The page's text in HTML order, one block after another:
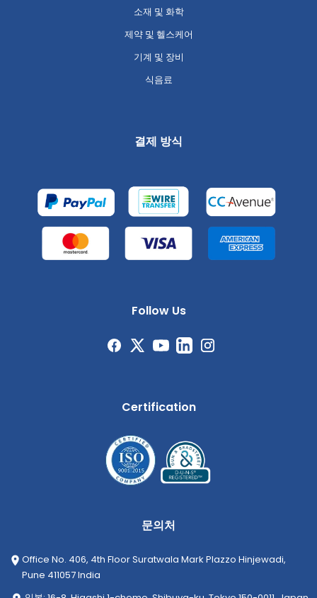
소재 및 화학
제약 및 헬스케어
기계 및 장비
식음료
결제 방식
Follow Us
Certification
문의처
Office No. 406, 4th Floor Suratwala Mark Plazzo Hinjewadi,
Pune 411057 India